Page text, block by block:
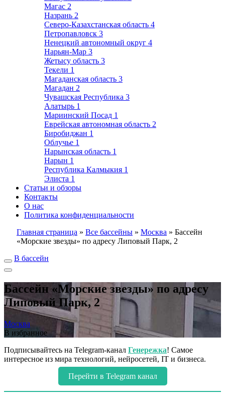
Магас 2
Назрань 2
Северо-Казахстанская область 4
Петропавловск 3
Ненецкий автономный округ 4
Нарьян-Мар 3
Жетысу область 3
Текели 1
Магаданская область 3
Магадан 2
Чувашская Республика 3
Алатырь 1
Мариинский Посад 1
Еврейская автономная область 2
Биробиджан 1
Облучье 1
Нарынская область 1
Нарын 1
Республика Калмыкия 1
Элиста 1
Статьи и обзоры
Контакты
О нас
Политика конфиденциальности
Главная страница » Все бассейны » Москва » Бассейн
«Морские звезды» по адресу Липовый Парк, 2
В бассейн
Бассейн «Морские звезды» по адресу
Липовый Парк, 2
Москва
В избранное
Подписывайтесь на Telegram-канал Генережка! Самое
интересное из мира технологий, нейросетей, IT и бизнеса.
Перейти в Telegram канал